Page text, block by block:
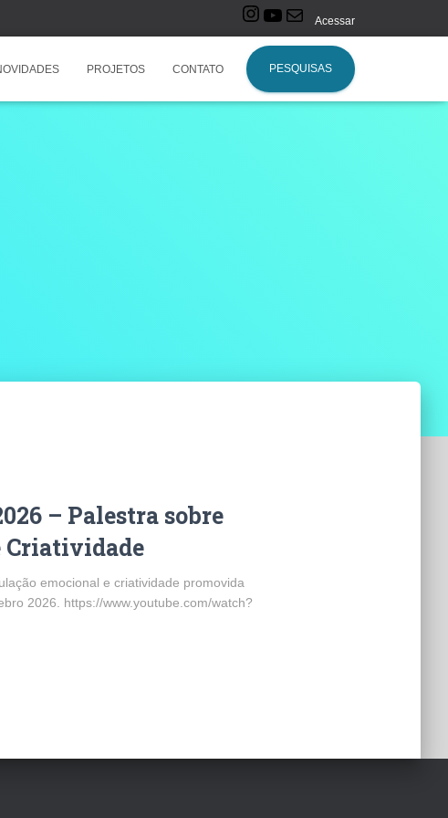
Acessar
PROJETOS CONTATO PESQUISAS
– Palestra sobre
Criatividade
emocional e criatividade promovida
2026. https://www.youtube.com/watch?